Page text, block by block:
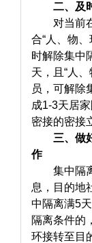
二、及
对当前在
合“人、物
时解除集中
天，且“人
员，可解除
成1-3天居
密接的密接
三、做
作
集中隔离
息，目的地
中隔离满5
隔离条件的
环接转至目